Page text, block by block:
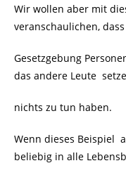
Wir wollen aber mit
veranschaulichen,
Gesetzgebung
das andere Leute
nichts zu tun haben.
Wenn dieses Beispiel
beliebig in alle